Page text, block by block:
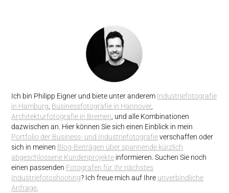
Ich bin Philipp Eigner und biete unter anderem Industriefotografie
in Hamburg Businessfotografie in Hannover,
Architekturfotografie in Bremen , und alle Kombinationen
dazwischen an. Hier können Sie sich einen Einblick in mein
Portfolio der Business- und Industriefotografieverschaffen oder
sich in meinen Blog-Beiträgen über spannende kürzlich
abgeschlossene Kundenprojekte informieren. Suchen Sie noch
einen passenden Fotografen für Ihr nächstes
Industriefotoshooting? Ich freue mich auf Ihre unverbindliche
Anfrage